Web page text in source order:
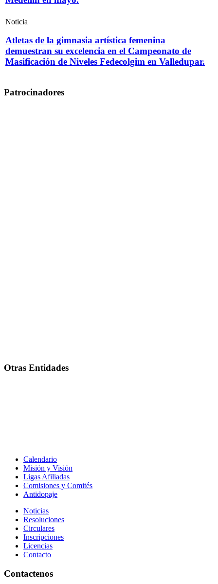
Noticia
Atletas de la gimnasia artística femenina
demuestran su excelencia en el Campeonato de
Masificación de Niveles Fedecolgim en Valledupar.
Patrocinadores
Otras Entidades
Calendario
Misión y Visión
Ligas Afiliadas
Comisiones y Comités
Antidopaje
Noticias
Resoluciones
Circulares
Inscripciones
Licencias
Contacto
Contactenos